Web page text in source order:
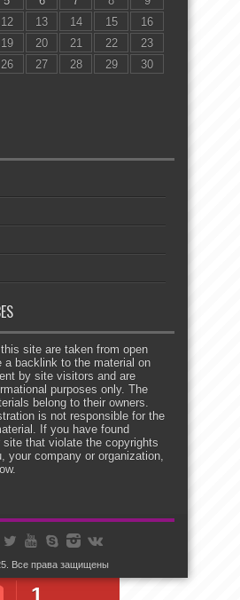
12 13 14 15
16
19 20 21 22
23
26 27 28 29
30
site are taken from open
backlink to the material on
by site visitors and are
purposes only. The
belong to their owners.
is not responsible for the
If you have found
site that violate the copyrights
your company or organization,
Все права защищены
1